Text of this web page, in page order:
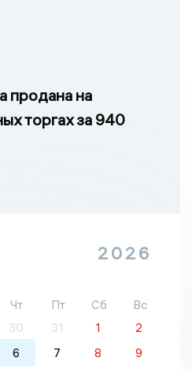
продана на
торгах за 940
2026
Чт Пт Сб
Вс
30 31 1
2
6 7 8
9